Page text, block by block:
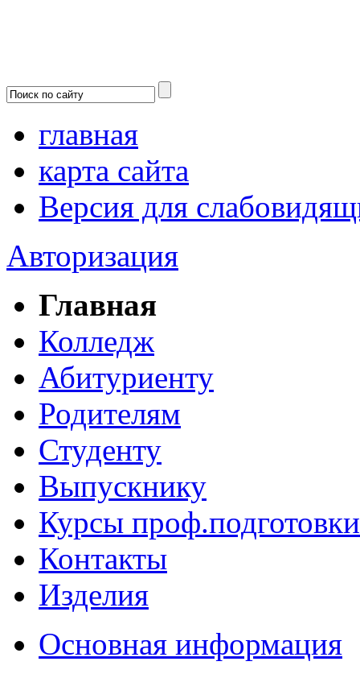
главная
карта сайта
Версия для
Авторизация
Главная
Колледж
Абитуриенту
Родителям
Студенту
Выпускнику
Курсы проф.подготовки
Контакты
Изделия
Основная информация